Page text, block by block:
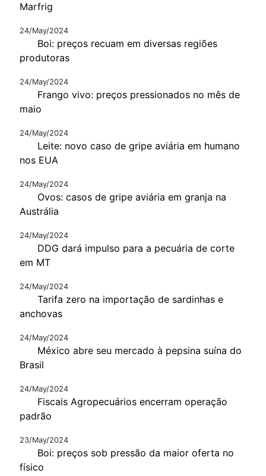
Marfrig
24/May/2024
Boi: preços recuam em diversas regiões
produtoras
24/May/2024
Frango vivo: preços pressionados no mês de
maio
24/May/2024
Leite: novo caso de gripe aviária em humano
nos EUA
24/May/2024
Ovos: casos de gripe aviária em granja na
Austrália
24/May/2024
DDG dará impulso para a pecuária de corte
em MT
24/May/2024
Tarifa zero na importação de sardinhas e
anchovas
24/May/2024
México abre seu mercado à pepsina suína do
Brasil
24/May/2024
Fiscais Agropecuários encerram operação
padrão
23/May/2024
Boi: preços sob pressão da maior oferta no
físico